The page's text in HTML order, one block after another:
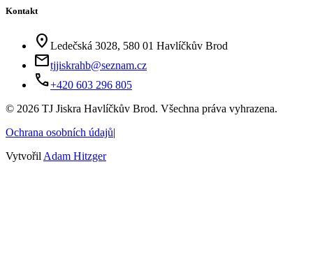
Kontakt
location_on Ledečská 3028, 580 01 Havlíčkův Brod
mailtjjiskrahb@seznam.cz
phone+420 603 296 805
© 2026 TJ Jiskra Havlíčkův Brod. Všechna práva vyhrazena.
Ochrana osobních údajů|
Vytvořil Adam Hitzger